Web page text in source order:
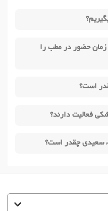
حضور در مطب را
است؟
فعالیت دارند؟
سعیدی چقدر است؟